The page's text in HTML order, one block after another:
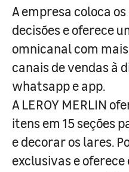
A empresa coloca
decisões e oferece
omnicanal com
canais de vendas à
whatsapp e app.
A LEROY MERLIN
itens em 15 seções
e decorar os lares.
exclusivas e